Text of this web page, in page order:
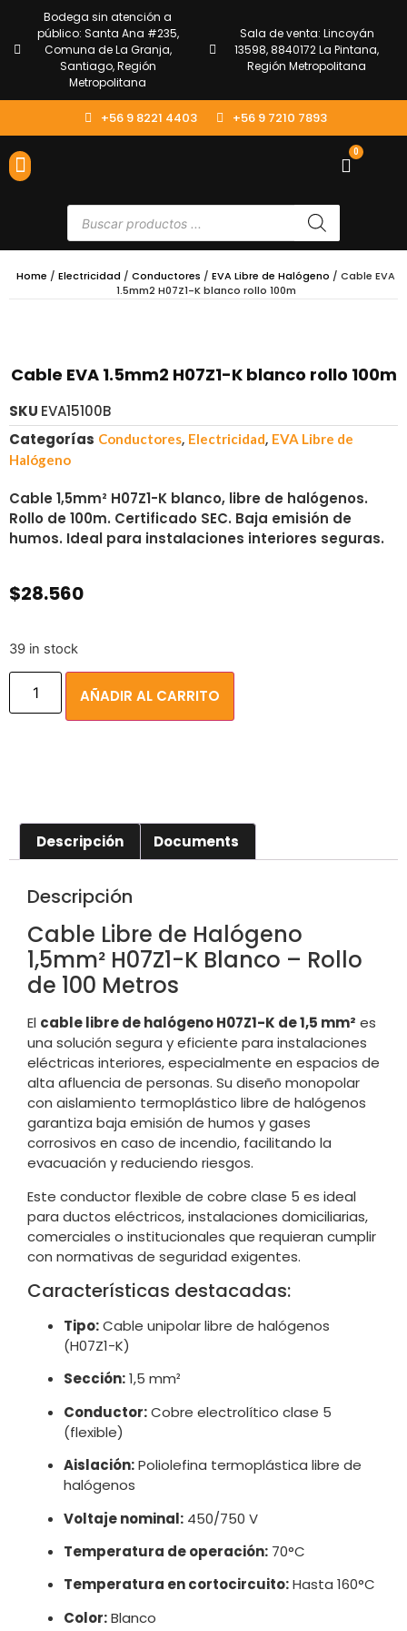
Bodega sin atención a
público: Santa Ana #235,
Comuna de La Granja,
Santiago, Región
Metropolitana
Sala de venta: Lincoyán
13598, 8840172 La Pintana,
Región Metropolitana
+56 9 8221 4403 +56 9 7210 7893
0
Home / Electricidad / Conductores / EVA Libre de Halógeno / Cable EVA
1.5mm2 H07Z1-K blanco rollo 100m
Cable EVA 1.5mm2 H07Z1-K blanco rollo 100m
SKU EVA15100B
Categorías Conductores, Electricidad, EVA Libre de
Halógeno
Cable 1,5mm² H07Z1-K blanco, libre de halógenos.
Rollo de 100m. Certificado SEC. Baja emisión de
humos. Ideal para instalaciones interiores seguras.
$28.560
39 in stock
AÑADIR AL CARRITO
Descripción Documents
Descripción
Cable Libre de Halógeno
1,5mm² H07Z1-K Blanco – Rollo
de 100 Metros
El cable libre de halógeno H07Z1-K de 1,5 mm² es
una solución segura y eficiente para instalaciones
eléctricas interiores, especialmente en espacios de
alta afluencia de personas. Su diseño monopolar
con aislamiento termoplástico libre de halógenos
garantiza baja emisión de humos y gases
corrosivos en caso de incendio, facilitando la
evacuación y reduciendo riesgos.
Este conductor flexible de cobre clase 5 es ideal
para ductos eléctricos, instalaciones domiciliarias,
comerciales o institucionales que requieran cumplir
con normativas de seguridad exigentes.
Características destacadas:
Tipo:Cable unipolar libre de halógenos
(H07Z1-K)
Sección:1,5 mm²
Conductor:Cobre electrolítico clase 5
(flexible)
Aislación:Poliolefina termoplástica libre de
halógenos
Voltaje nominal: 450/750 V
Temperatura de operación: 70°C
Temperatura en cortocircuito:Hasta 160°C
Color:Blanco